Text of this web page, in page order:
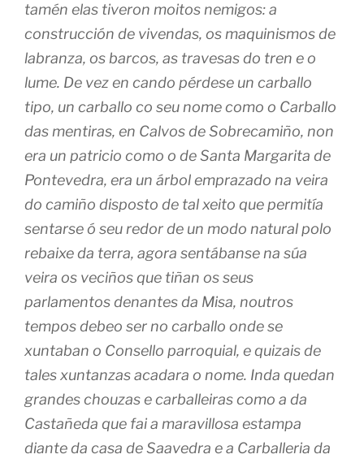
tamén elas tiveron moitos nemigos: a
construcción de vivendas, os maquinismos de
labranza, os barcos, as travesas do tren e o
lume. De vez en cando pérdese un carballo
tipo, un carballo co seu nome como o Carballo
das mentiras, en Calvos de Sobrecamiño, non
era un patricio como o de Santa Margarita de
Pontevedra, era un árbol emprazado na veira
do camiño disposto de tal xeito que permitía
sentarse ó seu redor de un modo natural polo
rebaixe da terra, agora sentábanse na súa
veira os veciños que tiñan os seus
parlamentos denantes da Misa, noutros
tempos debeo ser no carballo onde se
xuntaban o Consello parroquial, e quizais de
tales xuntanzas acadara o nome. Inda quedan
grandes chouzas e carballeiras como a da
Castañeda que fai a maravillosa estampa
diante da casa de Saavedra e a Carballeria da